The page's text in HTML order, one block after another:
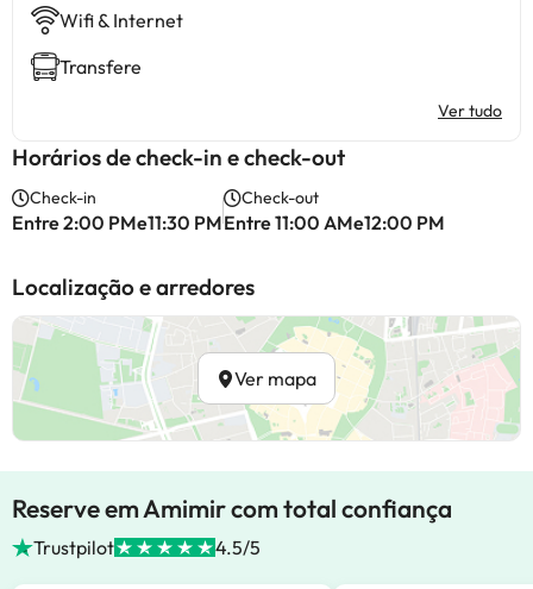
Wifi & Internet
Transfere
Ver tudo
Horários de check-in e check-out
Check-in
Entre 2:00 PMe11:30 PM
Check-out
Entre 11:00 AMe12:00 PM
Localização e arredores
Ver mapa
Reserve em Amimir com total confiança
Trustpilot 4.5/5